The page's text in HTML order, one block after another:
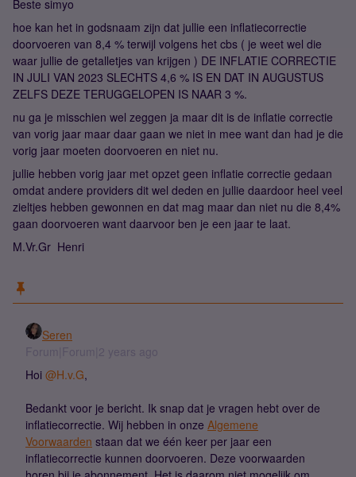
Beste simyo
hoe kan het in godsnaam zijn dat jullie een inflatiecorrectie
doorvoeren van 8,4 % terwijl volgens het cbs ( je weet wel die
waar jullie de getalletjes van krijgen ) DE INFLATIE CORRECTIE
IN JULI VAN 2023 SLECHTS 4,6 % IS EN DAT IN AUGUSTUS
ZELFS DEZE TERUGGELOPEN IS NAAR 3 %.
nu ga je misschien wel zeggen ja maar dit is de inflatie correctie
van vorig jaar maar daar gaan we niet in mee want dan had je die
vorig jaar moeten doorvoeren en niet nu.
jullie hebben vorig jaar met opzet geen inflatie correctie gedaan
omdat andere providers dit wel deden en jullie daardoor heel veel
zieltjes hebben gewonnen en dat mag maar dan niet nu die 8,4%
gaan doorvoeren want daarvoor ben je een jaar te laat.
M.Vr.Gr Henri
Seren
Forum|Forum|2 years ago
Hoi @H.v.G,
Bedankt voor je bericht. Ik snap dat je vragen hebt over de
inflatiecorrectie. Wij hebben in onze Algemene
Voorwaarden staan dat we één keer per jaar een
inflatiecorrectie kunnen doorvoeren. Deze voorwaarden